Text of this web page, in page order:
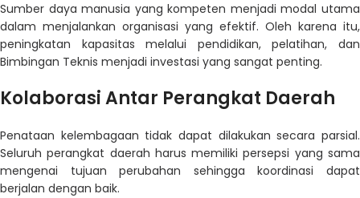
Sumber daya manusia yang kompeten menjadi modal utama
dalam menjalankan organisasi yang efektif. Oleh karena itu,
peningkatan kapasitas melalui pendidikan, pelatihan, dan
Bimbingan Teknis menjadi investasi yang sangat penting.
Kolaborasi Antar Perangkat Daerah
Penataan kelembagaan tidak dapat dilakukan secara parsial.
Seluruh perangkat daerah harus memiliki persepsi yang sama
mengenai tujuan perubahan sehingga koordinasi dapat
berjalan dengan baik.